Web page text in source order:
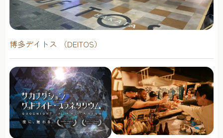
博多デイトス （DEITOS）